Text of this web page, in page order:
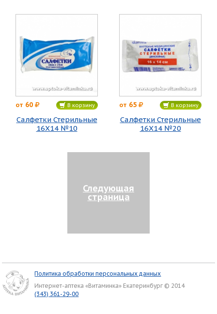
от 60 В корзину
Салфетки Стерильные
16Х14 №10
от 65 В корзину
Салфетки Стерильные
16Х14 №20
Следующая
страница
Политика обработки персональных данных
Интернет-аптека «Витаминка» Екатеринбург © 2014
(343) 361-29-00